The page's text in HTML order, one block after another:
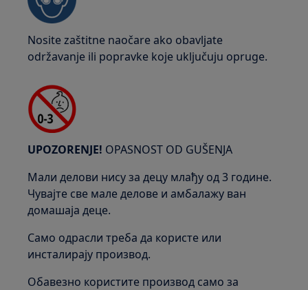
Nosite zaštitne naočare ako obavljate
održavanje ili popravke koje uključuju opruge.
UPOZORENJE! OPASNOST OD GUŠENJA
Мали делови нису за децу млађу од 3 године.
Чувајте све мале делове и амбалажу ван
домашаја деце.
Само одрасли треба да користе или
инсталирају производ.
Обавезно користите производ само за